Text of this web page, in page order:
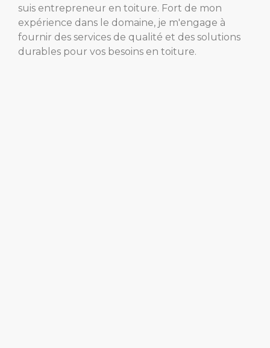
suis entrepreneur en toiture. Fort de mon
expérience dans le domaine, je m'engage à
fournir des services de qualité et des solutions
durables pour vos besoins en toiture.